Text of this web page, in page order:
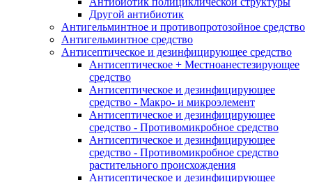
Другой антибиотик
Антигельминтное и противопротозойное средство
Антигельминтное средство
Антисептическое и дезинфицирующее средство
Антисептическое + Местноанестезирующее
средство
Антисептическое и дезинфицирующее
средство - Макро- и микроэлемент
Антисептическое и дезинфицирующее
средство - Противомикробное средство
Антисептическое и дезинфицирующее
средство - Противомикробное средство
растительного происхождения
Антисептическое и дезинфицирующее